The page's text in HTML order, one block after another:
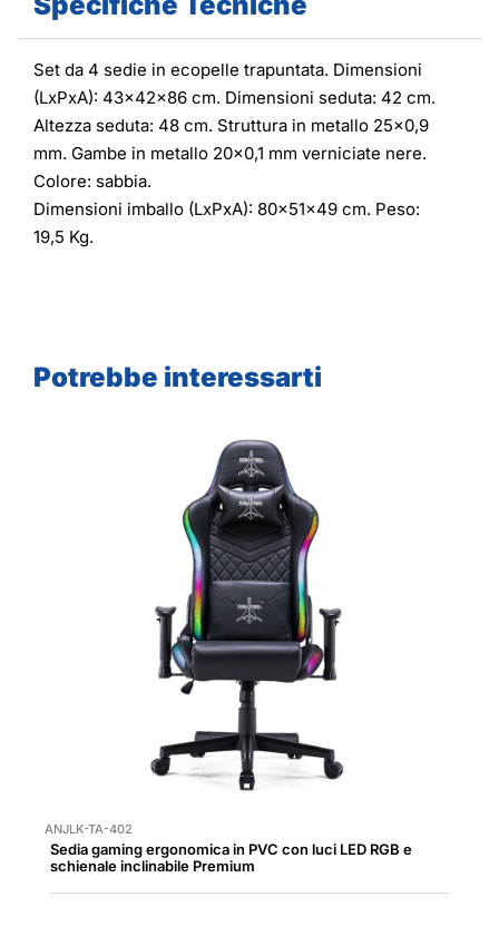
Set da 4 sedie in ecopelle trapuntata. Dimensioni
(LxPxA): 43x42x86 cm. Dimensioni seduta: 42 cm.
Altezza seduta: 48 cm. Struttura in metallo 25x0,9
mm. Gambe in metallo 20x0,1 mm verniciate nere.
Colore: sabbia.
Dimensioni imballo (LxPxA): 80x51x49 cm. Peso:
19,5 Kg.
Potrebbe interessarti
ANJLK-TA-402
Sedia gaming ergonomica in PVC con luci LED RGB e
schienale inclinabile Premium